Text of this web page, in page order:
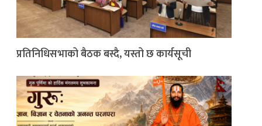
प्रतिनिधिसभाको बैठक बस्दै, यस्तो छ कार्यसूची